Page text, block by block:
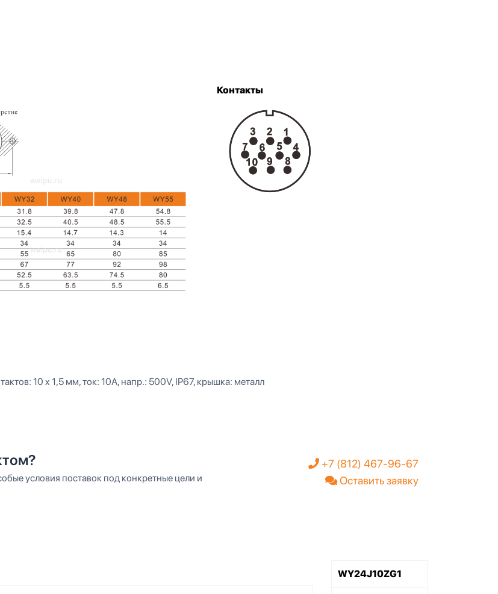
Контакты
10 x 1,5 мм, ток: 10А, напр.: 500V, IP67, крышка: металл
условия поставок под конкретные цели и
+7 (812) 467-96-67
Оставить заявку
WY24J10ZG1